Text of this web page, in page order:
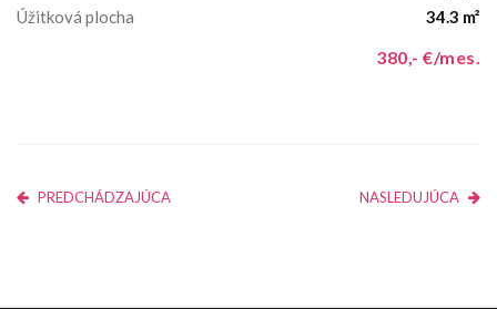
Úžitková plocha
34.3 m²
380,- €/mes.
PREDCHÁDZAJÚCA NASLEDUJÚCA